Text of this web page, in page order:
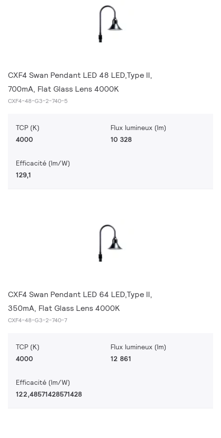
CXF4 Swan Pendant LED 48 LED,Type II,
700mA, Flat Glass Lens 4000K
CXF4-48-G3-2-740-5
TCP (K)
4000
Flux lumineux (lm)
10 328
Efficacité (lm/W)
129,1
CXF4 Swan Pendant LED 64 LED,Type II,
350mA, Flat Glass Lens 4000K
CXF4-48-G3-2-740-7
TCP (K)
4000
Flux lumineux (lm)
12 861
Efficacité (lm/W)
122,48571428571428